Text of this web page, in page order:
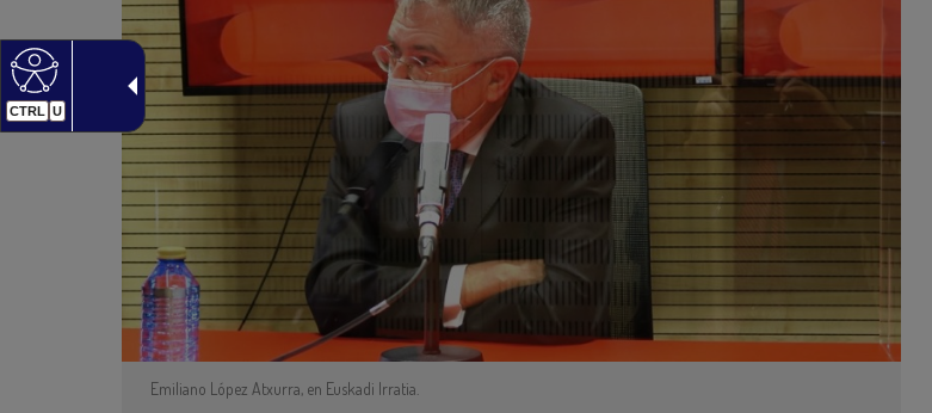
CTRL U
Emiliano López Atxurra, en Euskadi Irratia.